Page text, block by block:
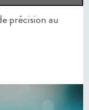
précision au